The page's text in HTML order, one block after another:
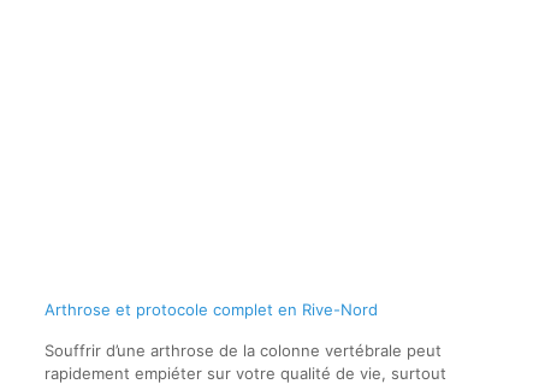
Arthrose et protocole complet en Rive-Nord
Souffrir d’une arthrose de la colonne vertébrale peut
rapidement empiéter sur votre qualité de vie, surtout